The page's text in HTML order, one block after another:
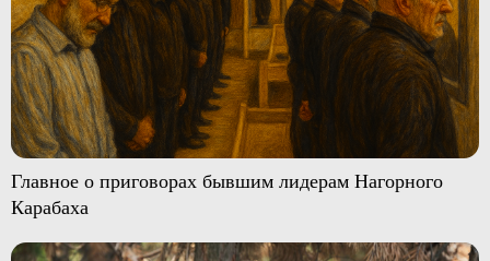
Главное о приговорах бывшим лидерам Нагорного
Карабаха